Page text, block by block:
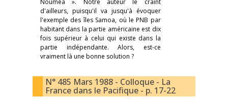
Nouméa ». Notre auteur le craint
d'ailleurs, puisqu'il va jusqu'à évoquer
l'exemple des îles Samoa, où le PNB par
habitant dans la partie américaine est dix
fois supérieur à celui qui existe dans la
partie indépendante. Alors, est-ce
vraiment là une bonne solution ?
N° 485 Mars 1988 - Colloque - La
France dans le Pacifique - p. 17-22